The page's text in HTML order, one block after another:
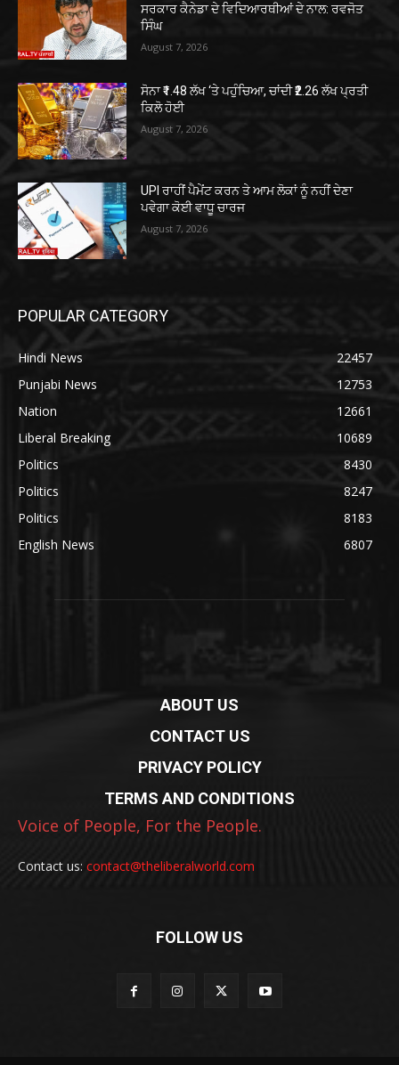
ਸਰਕਾਰ ਕੈਨੇਡਾ ਦੇ ਵਿਦਿਆਰਥੀਆਂ ਦੇ ਨਾਲ: ਰਵਜੋਤ
ਸਿੰਘ
August 7, 2026
ਸੋਨਾ ₹1.48 ਲੱਖ ‘ਤੇ ਪਹੁੰਚਿਆ, ਚਾਂਦੀ ₹2.26 ਲੱਖ ਪ੍ਰਤੀ
ਕਿਲੋ ਹੋਈ
August 7, 2026
UPI ਰਾਹੀਂ ਪੈਮੇਂਟ ਕਰਨ ਤੇ ਆਮ ਲੋਕਾਂ ਨੂੰ ਨਹੀਂ ਦੇਣਾ
ਪਵੇਗਾ ਕੋਈ ਵਾਧੂ ਚਾਰਜ
August 7, 2026
POPULAR CATEGORY
Hindi News
22457
Punjabi News
12753
Nation
12661
Liberal Breaking
10689
Politics
8430
Politics
8247
Politics
8183
English News
6807
ABOUT US
CONTACT US
PRIVACY POLICY
TERMS AND CONDITIONS
Voice of People, For the People.
Contact us: contact@theliberalworld.com
FOLLOW US